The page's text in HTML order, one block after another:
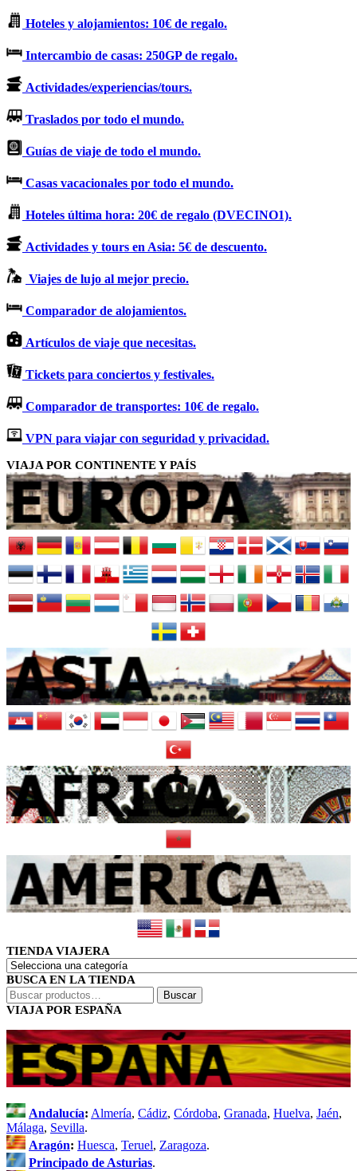
Hoteles y alojamientos: 10€ de regalo.
Intercambio de casas: 250GP de regalo.
Actividades/experiencias/tours.
Traslados por todo el mundo.
Guías de viaje de todo el mundo.
Casas vacacionales por todo el mundo.
Hoteles última hora: 20€ de regalo (DVECINO1).
Actividades y tours en Asia: 5€ de descuento.
Viajes de lujo al mejor precio.
Comparador de alojamientos.
Artículos de viaje que necesitas.
Tickets para conciertos y festivales.
Comparador de transportes: 10€ de regalo.
VPN para viajar con seguridad y privacidad.
VIAJA POR CONTINENTE Y PAÍS
TIENDA VIAJERA
BUSCA EN LA TIENDA
Buscar
por:
Buscar
VIAJA POR ESPAÑA
Andalucía: Almería, Cádiz, Córdoba, Granada, Huelva, Jaén,
Málaga, Sevilla.
Aragón: Huesca, Teruel, Zaragoza.
Principado de Asturias.